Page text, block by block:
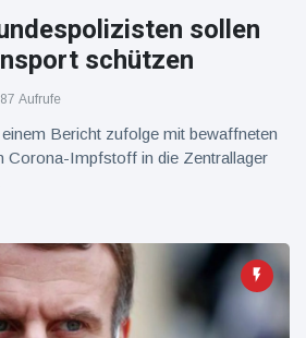
sollen
schützen
87 Aufrufe
Bericht zufolge mit bewaffneten
Corona-Impfstoff in die Zentrallager